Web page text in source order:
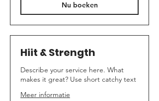
Nu boeken
Hiit & Strength
Describe your service here. What
makes it great? Use short catchy text
Meer informatie